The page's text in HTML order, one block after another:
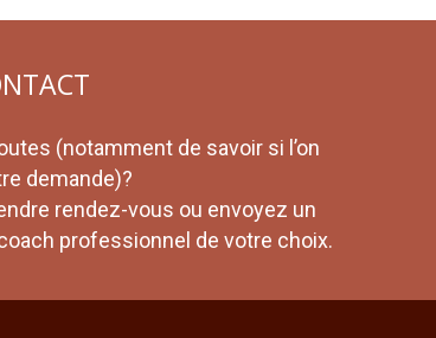
(notamment de savoir si l’on
demande)?
rendez-vous ou envoyez un
professionnel de votre choix.